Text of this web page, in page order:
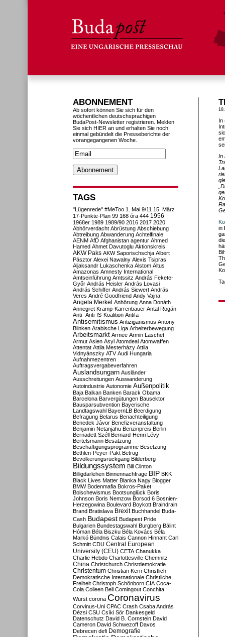
In
In
in
ABONNEMENT
Ab sofort können Sie sich für den
wöchentlichen deutschsprachigen
BudaPost-Newsletter registrieren. Melden
Sie sich HIER an und erhalten Sie noch
einmal gebündelt die Presseberichte der
vorangegangenen Woche.
TAGS
"Lügenrede" #MeToo 1. Mai 9/11 15. März
17-Punkte-Plan 99 168 óra 444 1956
1968er 1989 1989/90 2016 2017 2020
Abhörverdacht Abrüstung Abschiebung
Abtreibung Abwanderung Achtelfinale
AENM AfD Afghanistan agentur Ahmed
Hamed Ahmet Davutoglu Aktionskreis
AKW Paks AKW Saporischschja Albert
Pásztor Alexei Nawalny Alexis Tsipras
Aljaksandr Lukaschenka Alstom Altus
Amazonas Amnesty International
Amtseinführung Amtssitz András Fekete-
Győr András Heisler András Lovasi
András Schiffer András Siewert András
Veres André Goodfriend Andy Vajna
Angela Merkel Anhörung Anna Donáth
Annegret Kramp-Karrenbauer Antal Rogán
Anti- Anti-IS-Koalition Antifa
Antisemitismus Antiziganismus Antony
Blinken Arabische Liga Arbeiterbewegung
Arbeitsmarkt Armee Armin Laschet
Armut Asien Asyl Atomdeal Atomwaffen
Attentat Attila Mesterházy Attila
Vidnyánszky ATV Audi Hungaria
Aufnahmezentren
Auftragsvergabeverfahren
Auslandsungarn Ausländer
Ausschreitungen Auswanderung
Autoindustrie Autonomie Außenpolitik
Baja Balkan Banken Barack Obama
Barcelona Barvergütungen Bausektor
Bausparsubvention Bayerische
Landtagswahl BayernLB Beerdigung
Befragung Belarus Benachteiligung
Benedek Jávor Benefizveranstaltung
Benjamin Netanjahu Benzinpreis Berlin
Bernadett Széll Bernard-Henri Lévy
Bertelsmann Besatzung
Beschäftigungsprogramme Besetzung
Bethlen-Peyer-Pakt Betrug
Bevölkerungsrückgang Bilderberg
Bildungssystem Bill Clinton
Billigdarlehen Binnennachfrage BIP BKK
Black Lives Matter Blanka Nagy Blogger
BMW Bodenmafia Bokros-Paket
Bolschewismus Bootsunglück Boris
Johnson Boris Nemzow Borsod 6 Bosnien-
Herzegowina Boulevard Boykott Braindrain
Brand Bratislava Brexit Buchhandel Buda-
Cash Budapest Budapest Pride
Bulgarien Bundestagswahl Burgberg Bálint
Hóman Béla Biszku Béla Kovács Béla
Markó Bündnis Calais Cannon Hinnant Carl
Schmitt CDU Central European
University (CEU) CETA Chanukka
Charlie Hebdo Charlottesville Chemnitz
China Christchurch Christdemokratie
Christentum Christian Kern Christlich-
Demokratische Internationale Christliche
Freiheit Christoph Schönborn CIA Coca-
Cola Colleen Bell Comingout Conchita
Wurst corona Coronavirus
Corvinus-Uni CPAC Crash Csaba András
Dézsi CSU Csíki Sör Dankesgeld
Datenschutz David B. Cornstein David
Cameron David Schwezoff Davos
Debrecen defi Demografie